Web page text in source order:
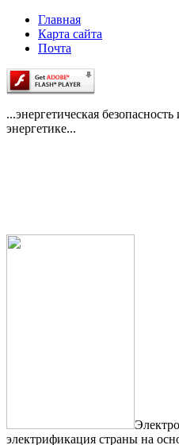
Главная
Карта сайта
Почта
...энергетическая
энергетике...
электрификация страны на